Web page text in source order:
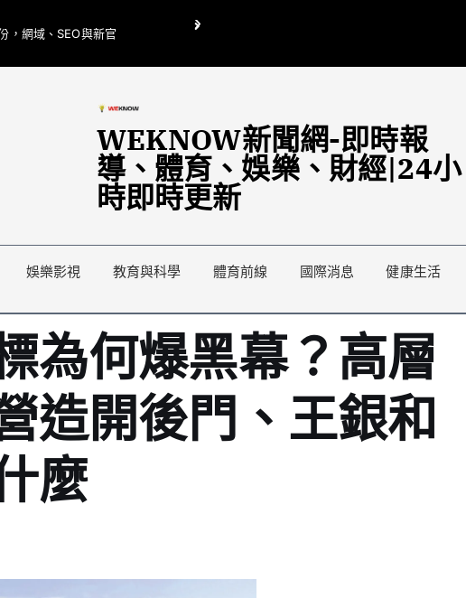
，網域、SEO與新官
翁曉玲喊刪陸委會1295萬媒宣費惹議 梁文傑回「只能靠嘴巴」
WEKNOW新聞網-即時報
導、體育、娛樂、財經|24小
時即時更新
娛樂影視 教育與科學 體育前線 國際消息 健康生活
為何爆黑幕？高層
造開後門、王銀和
麼